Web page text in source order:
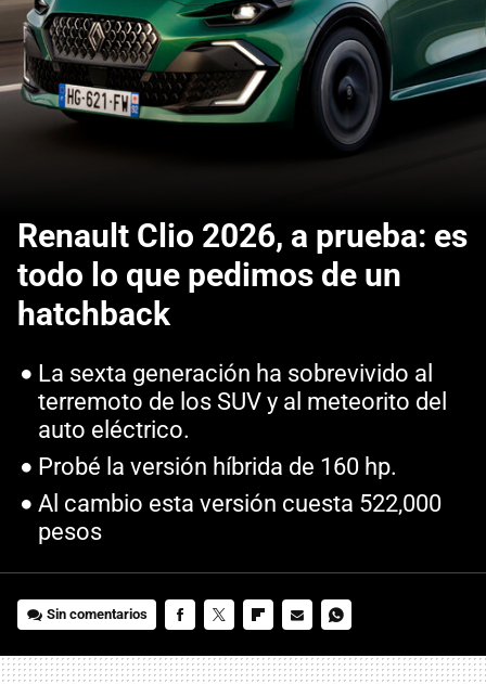
Renault Clio 2026, a prueba: es
todo lo que pedimos de un
hatchback
La sexta generación ha sobrevivido al
terremoto de los SUV y al meteorito del
auto eléctrico.
Probé la versión híbrida de 160 hp.
Al cambio esta versión cuesta 522,000
pesos
Sin comentarios
MAIL